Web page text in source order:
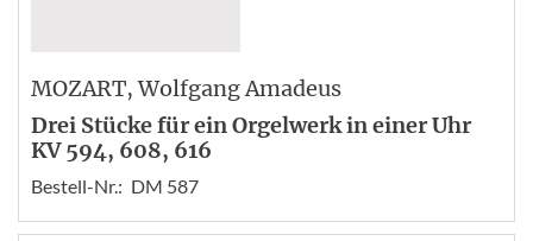
MOZART, Wolfgang Amadeus
Drei Stücke für ein Orgelwerk in einer Uhr
KV 594, 608, 616
Bestell-Nr.: DM 587